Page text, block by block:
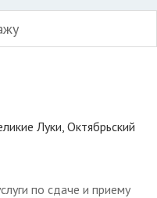
Луки, Октябрьский
по сдаче и приему